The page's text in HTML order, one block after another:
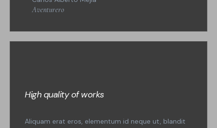
Aventurero
High quality of works
Aliquam erat eros, elementum id neque ut, blandit